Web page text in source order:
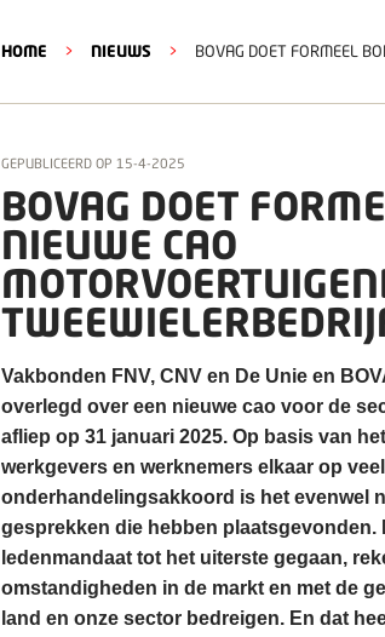
HOME > NIEUWS > BOVAG DOET FORMEEL
GEPUBLICEERD OP 15-4-2025
BOVAG DOET
NIEUWE CAO
Vakbonden FNV, CNV en De Unie en
overlegd over een nieuwe cao voor de
afliep op 31 januari 2025. Op basis van
werkgevers en werknemers elkaar op
onderhandelingsakkoord is het evenwel
gesprekken die hebben plaatsgevonden.
ledenmandaat tot het uiterste gegaan,
omstandigheden in de markt en met de
land en onze sector bedreigen. En dat